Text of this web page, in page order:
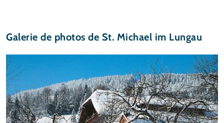
Galerie de photos de St. Michael im Lungau